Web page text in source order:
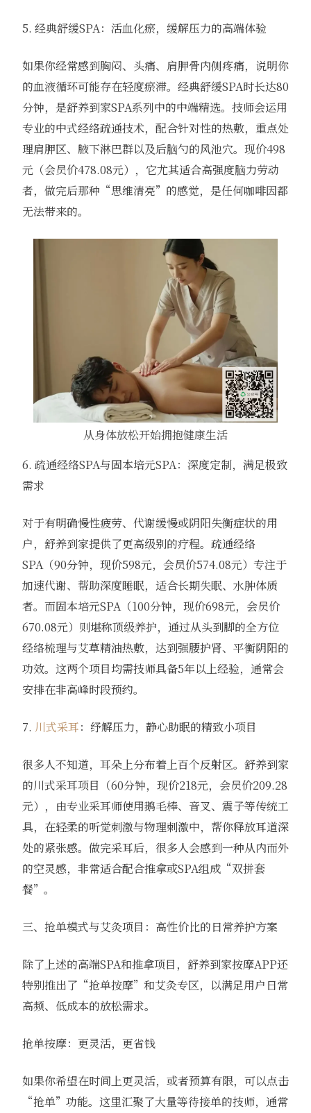
5. 经典舒缓SPA：活血化瘀，缓解压力的高端体验
如果你经常感到胸闷、头痛、肩胛骨内侧疼痛，说明你
的血液循环可能存在轻度瘀滞。经典舒缓SPA时长达80
分钟，是舒养到家SPA系列中的中端精选。技师会运用
专业的中式经络疏通技术，配合针对性的热敷，重点处
理肩胛区、腋下淋巴群以及后脑勺的风池穴。现价498
元（会员价478.08元），它尤其适合高强度脑力劳动
者，做完后那种“思维清亮”的感觉，是任何咖啡因都
无法带来的。
从身体放松开始拥抱健康生活
6. 疏通经络SPA与固本培元SPA：深度定制，满足极致
需求
对于有明确慢性疲劳、代谢缓慢或阴阳失衡症状的用
户，舒养到家提供了更高级别的疗程。疏通经络
SPA（90分钟，现价598元，会员价574.08元）专注于
加速代谢、帮助深度睡眠，适合长期失眠、水肿体质
者。而固本培元SPA（100分钟，现价698元，会员价
670.08元）则堪称顶级养护，通过从头到脚的全方位
经络梳理与艾草精油热敷，达到强腰护肾、平衡阴阳的
功效。这两个项目均需技师具备5年以上经验，通常会
安排在非高峰时段预约。
7. 川式采耳：纾解压力，静心助眠的精致小项目
很多人不知道，耳朵上分布着上百个反射区。舒养到家
的川式采耳项目（60分钟，现价218元，会员价209.28
元），由专业采耳师使用鹅毛棒、音叉、震子等传统工
具，在轻柔的听觉刺激与物理刺激中，帮你释放耳道深
处的紧张感。做完采耳后，很多人会感到一种从内而外
的空灵感，非常适合配合推拿或SPA组成“双拼套
餐”。
三、抢单模式与艾灸项目：高性价比的日常养护方案
除了上述的高端SPA和推拿项目，舒养到家按摩APP还
特别推出了“抢单按摩”和艾灸专区，以满足用户日常
高频、低成本的放松需求。
抢单按摩：更灵活，更省钱
如果你希望在时间上更灵活，或者预算有限，可以点击
“抢单”功能。这里汇聚了大量等待接单的技师，通常